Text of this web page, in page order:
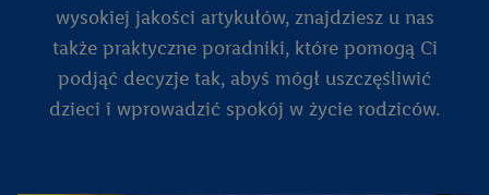
wysokiej jakości artykułów, znajdziesz u nas
także praktyczne poradniki, które pomogą Ci
podjąć decyzje tak, abyś mógł uszczęśliwić
dzieci i wprowadzić spokój w życie rodziców.